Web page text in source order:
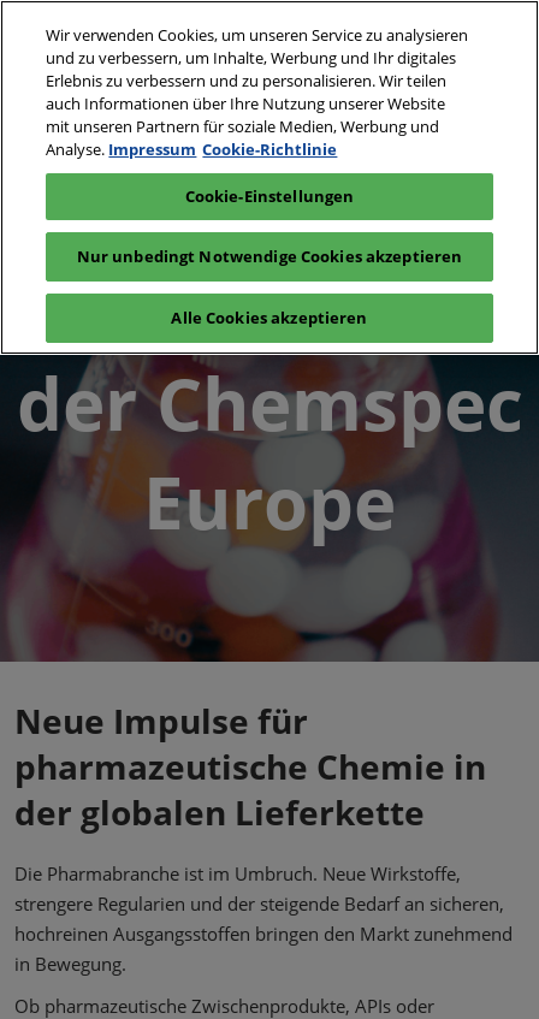
zum
Inhalt24. - 25. Mai 2027
Messe Basel,
Interesse
anmelden
Aussteller
anfragen
Visit
Chemspec
Europe
Pharma auf
der Chemspec
Europe
Neue Impulse für
pharmazeutische Chemie in
der globalen Lieferkette
Die Pharmabranche ist im Umbruch. Neue Wirkstoffe,
strengere Regularien und der steigende Bedarf an sicheren,
hochreinen Ausgangsstoffen bringen den Markt zunehmend
in Bewegung.
Ob pharmazeutische Zwischenprodukte, APIs oder
Wir verwenden Cookies, um unseren Service zu analysieren
und zu verbessern, um Inhalte, Werbung und Ihr digitales
Erlebnis zu verbessern und zu personalisieren. Wir teilen
auch Informationen über Ihre Nutzung unserer Website
mit unseren Partnern für soziale Medien, Werbung und
Analyse. Impressum Cookie-Richtlinie
Cookie-Einstellungen
Nur unbedingt Notwendige Cookies akzeptieren
Alle Cookies akzeptieren